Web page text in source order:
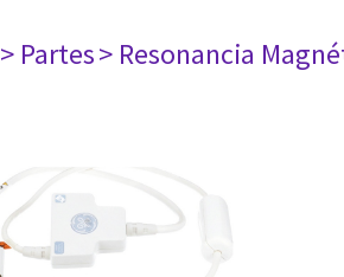
> Partes> Resonancia